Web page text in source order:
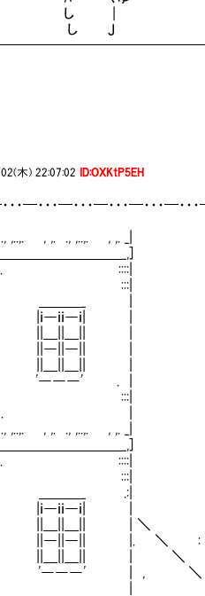
|
木) 22:07:02 ID:OXKtP5EH
・・━・・・━・・・━・・・━・・・━・
＿＿＿＿＿＿＿＿_,]
| |ｉ―ｉｉ―ｉ| |
|| ||＿||＿|| |
||―||―|| |
'―――' . |
＿＿＿＿＿＿＿＿_,]
_ ＿＿＿_ .:|
―ｉｉ―ｉ| |
||＿|| | ＼
|. ＼
||＿||＿|| | ＼
'―――' | , ＼
＼